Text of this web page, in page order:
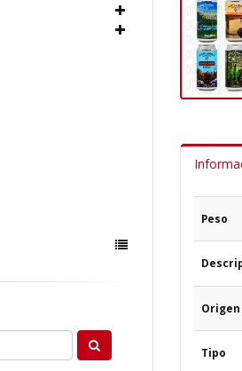
Peso
Origen
Tipo